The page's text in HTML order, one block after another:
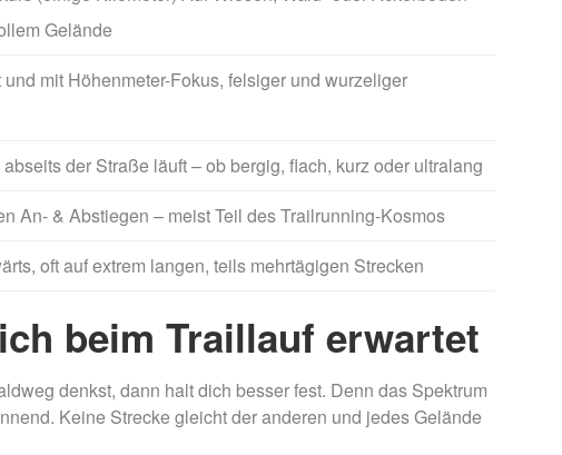
Gelände
und mit Höhenmeter-Fokus, felsiger und wurzeliger
der Straße läuft – ob bergig, flach, kurz oder ultralang
An- & Abstiegen – meist Teil des Trailrunning-Kosmos
oft auf extrem langen, teils mehrtägigen Strecken
beim Traillauf erwartet
denkst, dann halt dich besser fest. Denn das Spektrum
Keine Strecke gleicht der anderen und jedes Gelände